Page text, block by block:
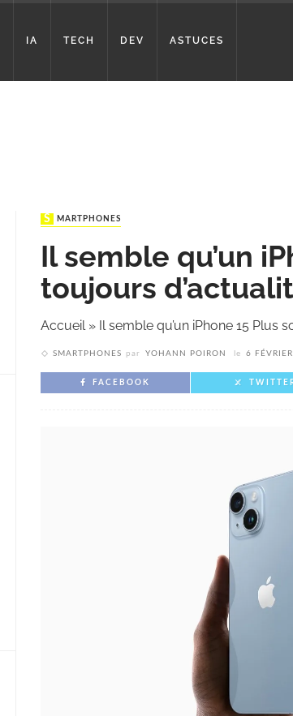
IA TECH DEV ASTUCES
SMARTPHONES
Il semble qu’un
toujours
Accueil» Il semble qu’un iPhone 15 Plus
SMARTPHONES par YOHANN POIRON le 6
FACEBOOK